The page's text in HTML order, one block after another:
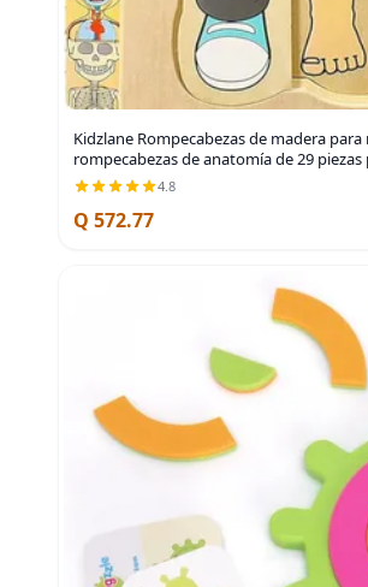
Kidzlane Rompecabezas de madera
rompecabezas de anatomía de 29
4.8
Q 572.77